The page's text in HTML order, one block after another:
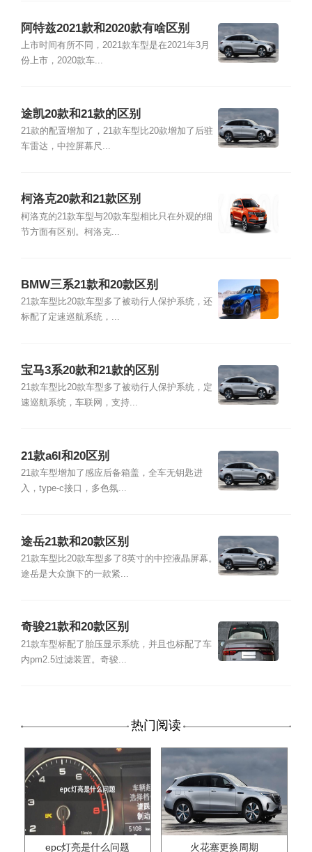
阿特兹2021款和2020款有啥区别
上市时间有所不同，2021款车型是在2021年3月
份上市，2020款车...
途凯20款和21款的区别
21款的配置增加了，21款车型比20款增加了后驻
车雷达，中控屏幕尺...
柯洛克20款和21款区别
柯洛克的21款车型与20款车型相比只在外观的细
节方面有区别。柯洛克...
BMW三系21款和20款区别
21款车型比20款车型多了被动行人保护系统，还
标配了定速巡航系统，...
宝马3系20款和21款的区别
21款车型比20款车型多了被动行人保护系统，定
速巡航系统，车联网，支持...
21款a6l和20区别
21款车型增加了感应后备箱盖，全车无钥匙进
入，type-c接口，多色氛...
途岳21款和20款区别
21款车型比20款车型多了8英寸的中控液晶屏幕。
途岳是大众旗下的一款紧...
奇骏21款和20款区别
21款车型标配了胎压显示系统，并且也标配了车
内pm2.5过滤装置。奇骏...
热门阅读
epc灯亮是什么问题 火花塞更换周期